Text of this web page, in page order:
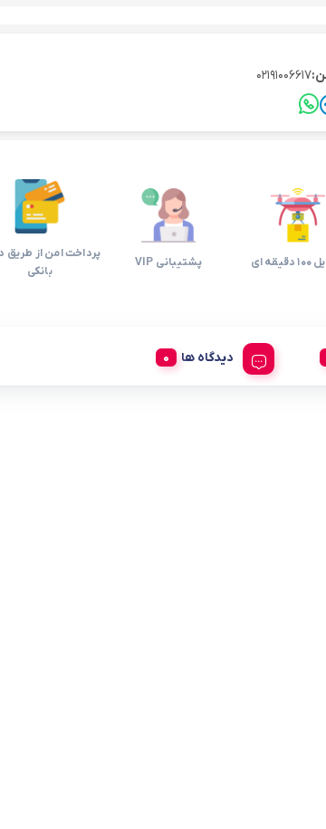
02191006617
ای پشتیبانی VIP
پرداخت امن از طریق
بانکی
دیدگاه ها